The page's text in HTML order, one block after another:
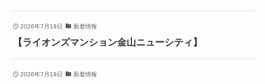
2026年7月19日 新着情報
【ライオンズマンション金山ニューシティ】
2026年7月19日 新着情報